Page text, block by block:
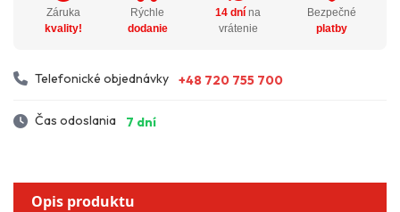
Záruka
kvality!
Rýchle
dodanie
14 dní na
vrátenie
Bezpečné
platby
Telefonické objednávky +48 720 755 700
Čas odoslania 7 dní
Opis produktu